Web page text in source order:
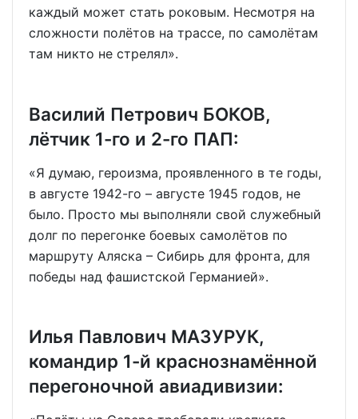
каждый может стать роковым. Несмотря на
сложности полётов на трассе, по самолётам
там никто не стрелял».
Василий Петрович БОКОВ,
лётчик 1-го и 2-го ПАП:
«Я думаю, героизма, проявленного в те годы,
в августе 1942-го – августе 1945 годов, не
было. Просто мы выполняли свой служебный
долг по перегонке боевых самолётов по
маршруту Аляска – Сибирь для фронта, для
победы над фашистской Германией».
Илья Павлович МАЗУРУК,
командир 1-й краснознамённой
перегоночной авиадивизии: